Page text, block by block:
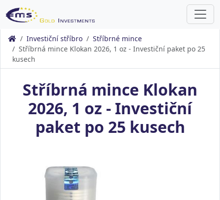
Investiční stříbro
Stříbrné mince
Stříbrná mince Klokan 2026, 1 oz - Investiční paket po 25
kusech
Stříbrná mince Klokan
2026, 1 oz - Investiční
paket po 25 kusech